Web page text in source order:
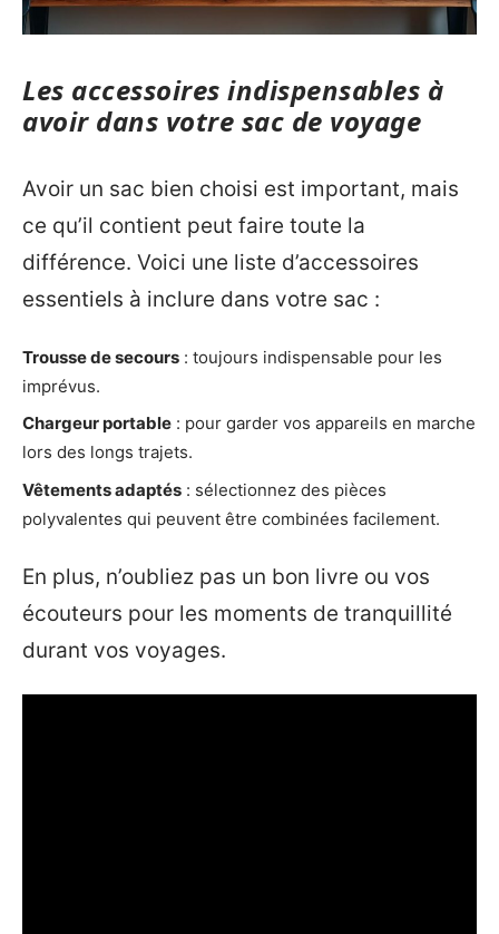
Les accessoires indispensables à
avoir dans votre sac de voyage
Avoir un sac bien choisi est important, mais
ce qu’il contient peut faire toute la
différence. Voici une liste d’accessoires
essentiels à inclure dans votre sac :
Trousse de secours : toujours indispensable pour les
imprévus.
Chargeur portable : pour garder vos appareils en marche
lors des longs trajets.
Vêtements adaptés : sélectionnez des pièces
polyvalentes qui peuvent être combinées facilement.
En plus, n’oubliez pas un bon livre ou vos
écouteurs pour les moments de tranquillité
durant vos voyages.